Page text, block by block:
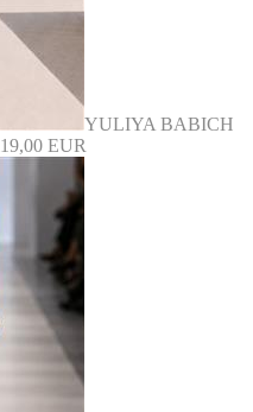
YULIYA BABICH
EUR